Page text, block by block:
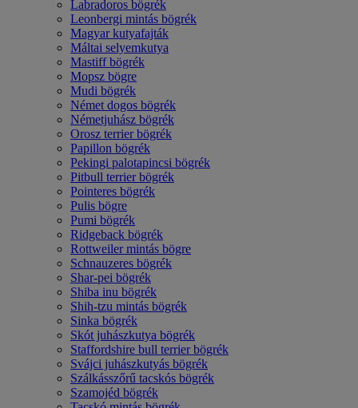
Labradoros bögrék
Leonbergi mintás bögrék
Magyar kutyafajták
Máltai selyemkutya
Mastiff bögrék
Mopsz bögre
Mudi bögrék
Német dogos bögrék
Németjuhász bögrék
Orosz terrier bögrék
Papillon bögrék
Pekingi palotapincsi bögrék
Pitbull terrier bögrék
Pointeres bögrék
Pulis bögre
Pumi bögrék
Ridgeback bögrék
Rottweiler mintás bögre
Schnauzeres bögrék
Shar-pei bögrék
Shiba inu bögrék
Shih-tzu mintás bögrék
Sinka bögrék
Skót juhászkutya bögrék
Staffordshire bull terrier bögrék
Svájci juhászkutyás bögrék
Szálkásszőrű tacskós bögrék
Szamojéd bögrék